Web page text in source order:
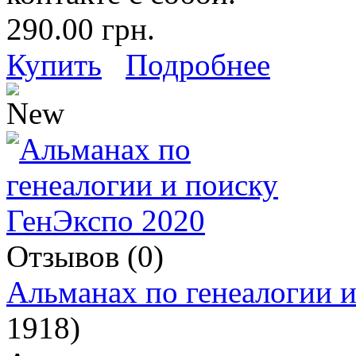
290.00 грн.
Купить
Подробнее
Отзывов (0)
Альманах по генеалогии
1918)